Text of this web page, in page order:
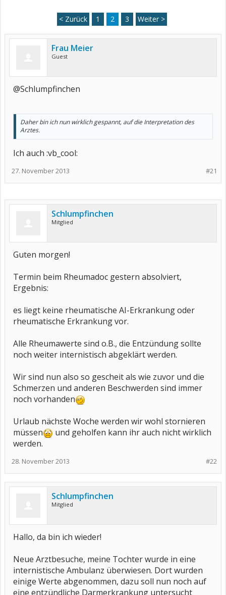
< Zurück 1 2 3 Weiter >
Frau Meier
Guest
@Schlumpfinchen
Daher bin ich nun wirklich gespannt, auf die Interpretation des
Arztes.
Ich auch :vb_cool:
#21
27. November 2013
Schlumpfinchen
Mitglied
Guten morgen!
Termin beim Rheumadoc gestern absolviert,
Ergebnis:
es liegt keine rheumatische AI-Erkrankung oder
rheumatische Erkrankung vor.
Alle Rheumawerte sind o.B., die Entzündung sollte
noch weiter internistisch abgeklärt werden.
Wir sind nun also so gescheit als wie zuvor und die
Schmerzen und anderen Beschwerden sind immer
noch vorhanden
Urlaub nächste Woche werden wir wohl stornieren
müssen
und geholfen kann ihr auch nicht wirklich
werden.
#22
28. November 2013
Schlumpfinchen
Mitglied
Hallo, da bin ich wieder!
Neue Arztbesuche, meine Tochter wurde in eine
internistische Ambulanz überwiesen. Dort wurden
einige Werte abgenommen, dazu soll nun noch auf
eine entzündliche Darmerkrankung untersucht